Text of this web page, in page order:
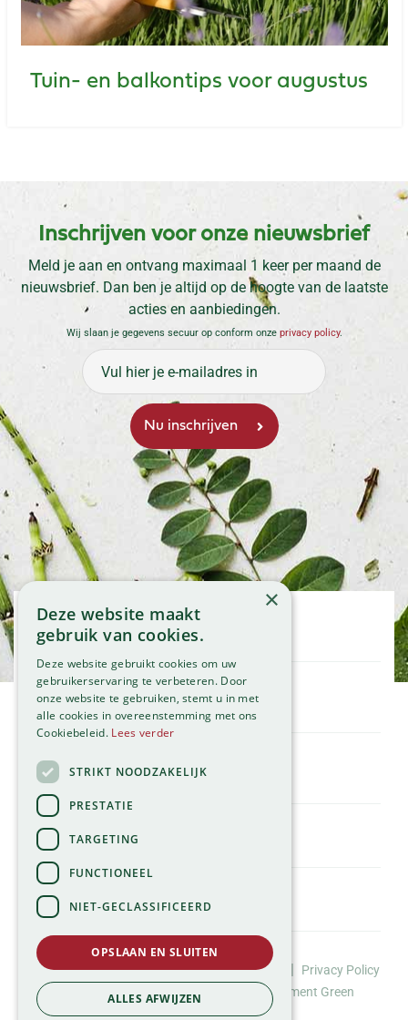
Tuin- en balkontips voor augustus
Inschrijven voor onze nieuwsbrief
Meld je aan en ontvang maximaal 1 keer per maand de
nieuwsbrief. Dan ben je altijd op de hoogte van de laatste
acties en aanbiedingen.
Wij slaan je gegevens secuur op conform onze privacy policy.
Openingstijden
Maandag
Dinsdag
Woensdag
Donderdag
Vrijdag
Zaterdag
Zondag
Bekijk onze afwijkende openingstijden >
Klantenservice
Service
Tuincentrum
Contact
Global Garden
Hillegommerdijk 554
2136 KX Zwaanshoek
T.023 584 23 54
E.info@globalgarden.nl
Nick's Tuincafé:
06-57663460
info@nickstuincafe.nl
©Tuincentrum Global Garden |Huisregels |
Privacy Policy
Website design door Buro Brein
Development Green
Solutions
×
Deze website maakt
gebruik van cookies.
Deze website gebruikt cookies om uw
gebruikerservaring te verbeteren. Door
onze website te gebruiken, stemt u in met
alle cookies in overeenstemming met ons
Cookiebeleid. Lees verder
STRIKT NOODZAKELIJK
PRESTATIE
TARGETING
FUNCTIONEEL
NIET-GECLASSIFICEERD
OPSLAAN EN SLUITEN
ALLES AFWIJZEN